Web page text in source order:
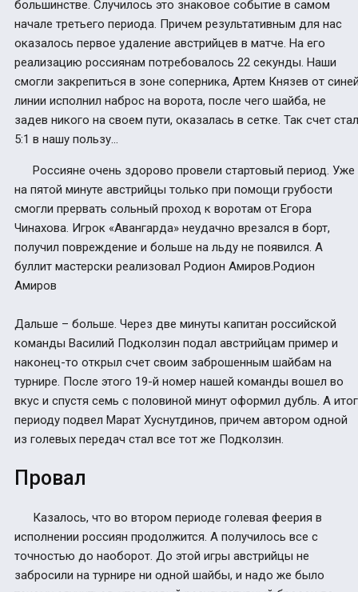
большинстве. Случилось это знаковое событие в самом
начале третьего периода. Причем результативным для нас
оказалось первое удаление австрийцев в матче. На его
реализацию россиянам потребовалось 22 секунды. Наши
смогли закрепиться в зоне соперника, Артем Князев от
линии исполнил наброс на ворота, после чего шайба, не
задев никого на своем пути, оказалась в сетке. Так счет стал
5:1 в нашу пользу…
Россияне очень здорово провели стартовый период. Уже
на пятой минуте австрийцы только при помощи грубости
смогли прервать сольный проход к воротам от Егора
Чинахова. Игрок «Авангарда» неудачно врезался в борт,
получил повреждение и больше на льду не появился. А
буллит мастерски реализовал Родион Амиров.Родион
Амиров
Дальше – больше. Через две минуты капитан российской
команды Василий Подколзин подал австрийцам пример и
наконец-то открыл счет своим заброшенным шайбам на
турнире. После этого 19-й номер нашей команды вошел во
вкус и спустя семь с половиной минут оформил дубль. А итог
периоду подвел Марат Хуснутдинов, причем автором одной
из голевых передач стал все тот же Подколзин.
Провал
Казалось, что во втором периоде голевая феерия в
исполнении россиян продолжится. А получилось все с
точностью до наоборот. До этой игры австрийцы не
забросили на турнире ни одной шайбы, и надо же было